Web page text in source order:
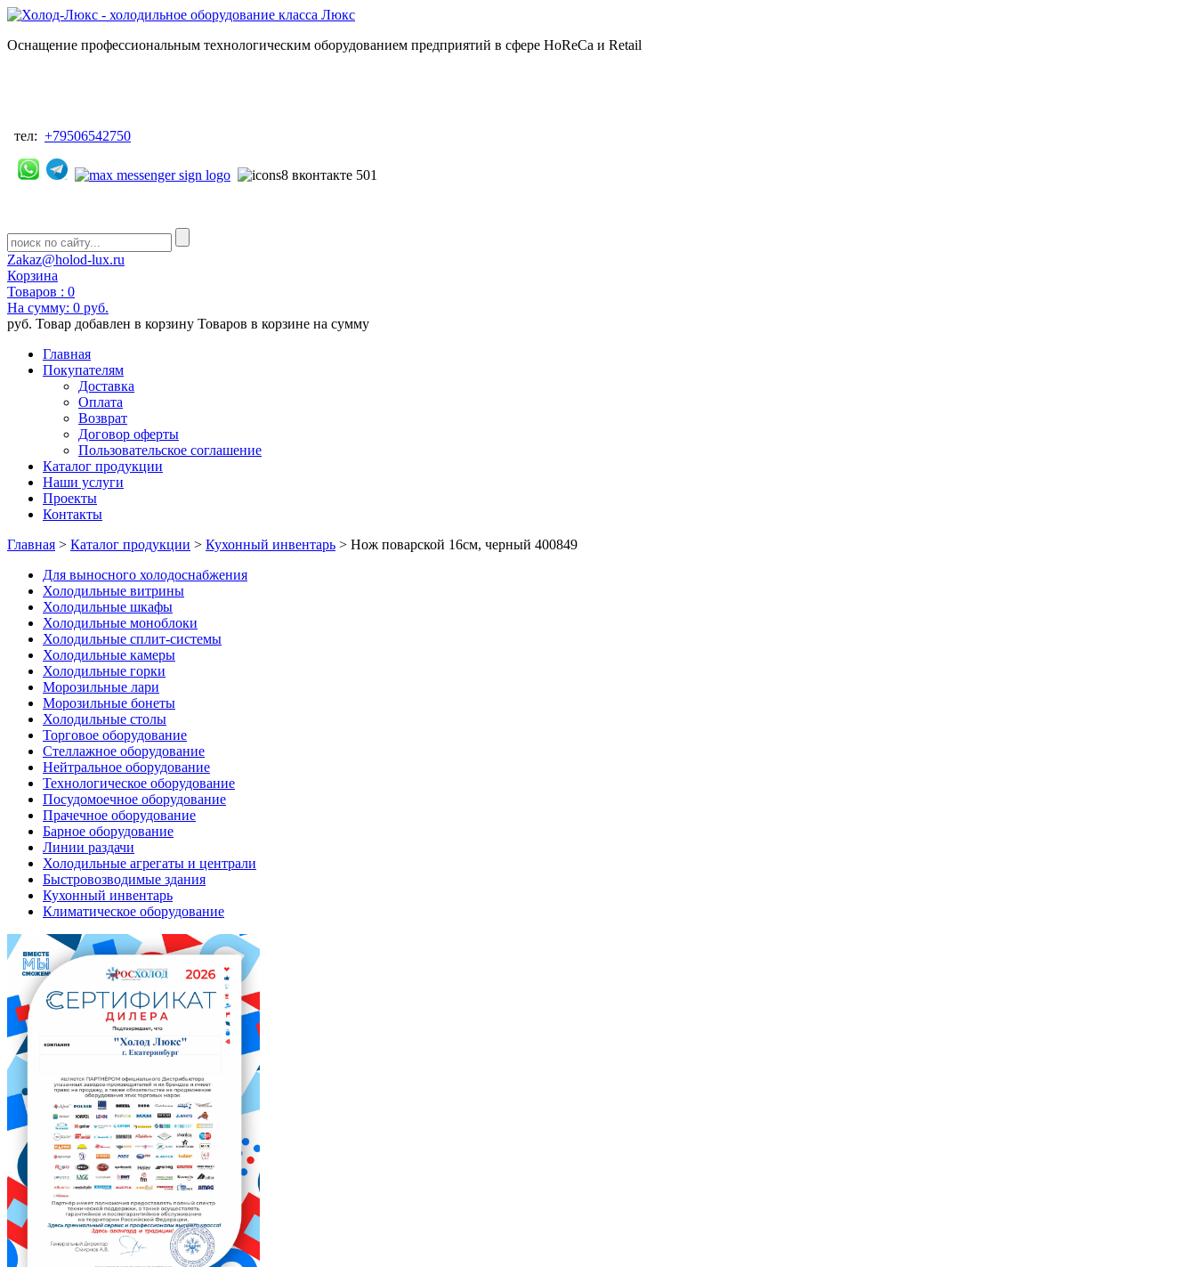
Оснащение профессиональным технологическим оборудованием предприятий в сфере HoReCa и Retail
тел: +79506542750
Zakaz@holod-lux.ru
Корзина
Товаров : 0
На сумму: 0 руб.
руб. Товар добавлен в корзину Товаров в корзине на сумму
Главная
Покупателям
Доставка
Оплата
Возврат
Договор оферты
Пользовательское соглашение
Каталог продукции
Наши услуги
Проекты
Контакты
Главная > Каталог продукции > Кухонный инвентарь > Нож поварской 16см, черный 400849
Для выносного холодоснабжения
Холодильные витрины
Холодильные шкафы
Холодильные моноблоки
Холодильные сплит-системы
Холодильные камеры
Холодильные горки
Морозильные лари
Морозильные бонеты
Холодильные столы
Торговое оборудование
Стеллажное оборудование
Нейтральное оборудование
Технологическое оборудование
Посудомоечное оборудование
Прачечное оборудование
Барное оборудование
Линии раздачи
Холодильные агрегаты и централи
Быстровозводимые здания
Кухонный инвентарь
Климатическое оборудование